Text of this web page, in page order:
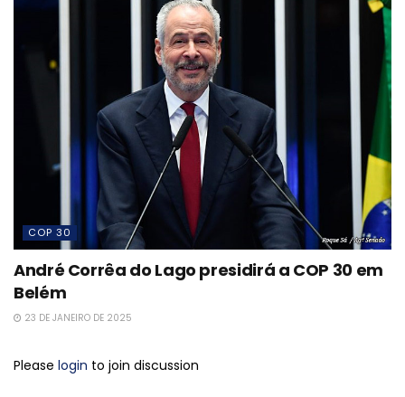
COP 30
André Corrêa do Lago presidirá a COP 30 em
Belém
23 DE JANEIRO DE 2025
Please login to join discussion